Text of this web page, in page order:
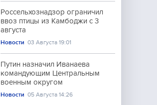
Россельхознадзор ограничил
ввоз птицы из Камбоджи с 3
августа
Новости 03 Августа 19:01
Путин назначил Иванаева
командующим Центральным
военным округом
Новости 05 Августа 14:26